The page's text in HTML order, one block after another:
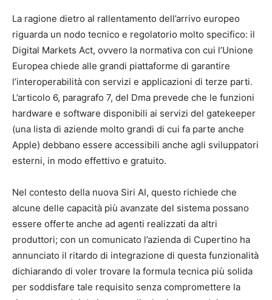
La ragione dietro al rallentamento dell’arrivo europeo
riguarda un nodo tecnico e regolatorio molto specifico: il
Digital Markets Act, ovvero la normativa con cui l’Unione
Europea chiede alle grandi piattaforme di garantire
l’interoperabilità con servizi e applicazioni di terze parti.
L’articolo 6, paragrafo 7, del Dma prevede che le funzioni
hardware e software disponibili ai servizi del gatekeeper
(una lista di aziende molto grandi di cui fa parte anche
Apple) debbano essere accessibili anche agli sviluppatori
esterni, in modo effettivo e gratuito.
Nel contesto della nuova Siri AI, questo richiede che
alcune delle capacità più avanzate del sistema possano
essere offerte anche ad agenti realizzati da altri
produttori; con un comunicato l’azienda di Cupertino ha
annunciato il ritardo di integrazione di questa funzionalità
dichiarando di voler trovare la formula tecnica più solida
per soddisfare tale requisito senza compromettere la